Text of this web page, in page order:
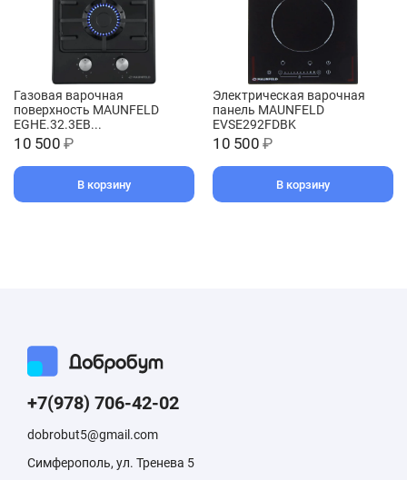
Газовая варочная
поверхность MAUNFELD
EGHE.32.3EB...
10 500 ₽
В корзину
Электрическая варочная
панель MAUNFELD
EVSE292FDBK
10 500 ₽
В корзину
+7(978) 706-42-02
dobrobut5@gmail.com
Симферополь, ул. Тренева 5